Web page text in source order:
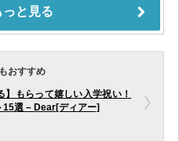
おすすめ
】もらって嬉しい入学祝い！
15選 – Dear[ディアー]